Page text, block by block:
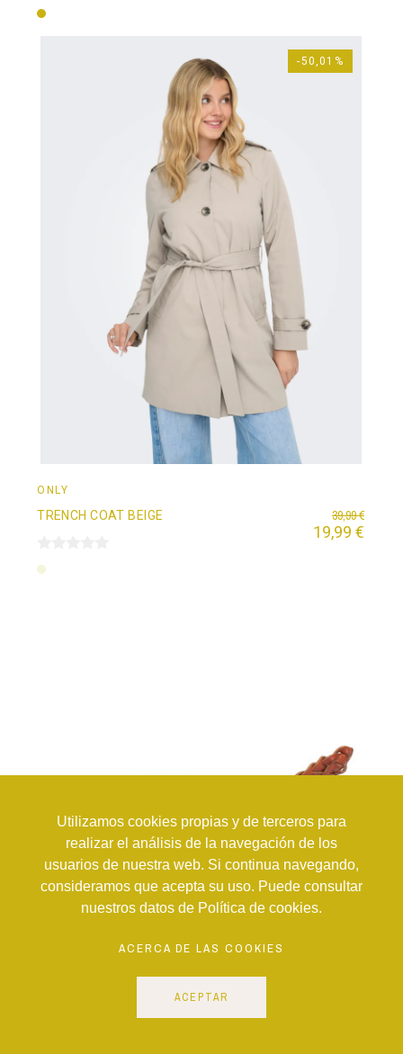
Oro
ONLY
TRENCH COAT BEIGE 39,99 €
19,99 €
-50,01%
Beige
Utilizamos cookies propias y de terceros para
realizar el análisis de la navegación de los
usuarios de nuestra web. Si continua navegando,
consideramos que acepta su uso. Puede consultar
nuestros datos de Política de cookies.
ACERCA DE LAS COOKIES
ACEPTAR